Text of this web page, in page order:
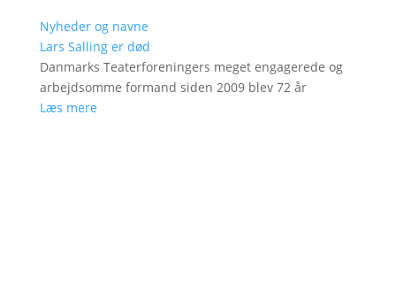
Nyheder og navne
Lars Salling er død
Danmarks Teaterforeningers meget engagerede og
arbejdsomme formand siden 2009 blev 72 år
Læs mere